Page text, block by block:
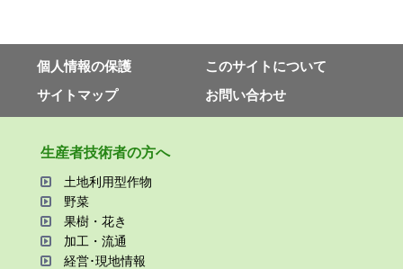
個⼈情報の保護
このサイトについて
サイトマップ
お問い合わせ
⽣産者技術者の⽅へ
⼟地利⽤型作物
野菜
果樹・花き
加⼯・流通
経営･現地情報